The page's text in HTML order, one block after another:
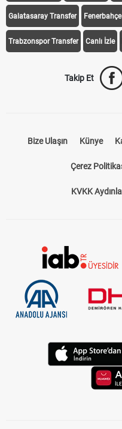
Galatasaray Transfer
Trabzonspor Transfer Canlı İzle
Takip Et
Bize Ulaşın Künye
Çerez
KVKK